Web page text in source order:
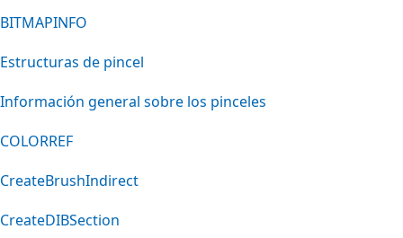
BITMAPINFO
Estructuras de pincel
Información general sobre los pinceles
COLORREF
CreateBrushIndirect
CreateDIBSection